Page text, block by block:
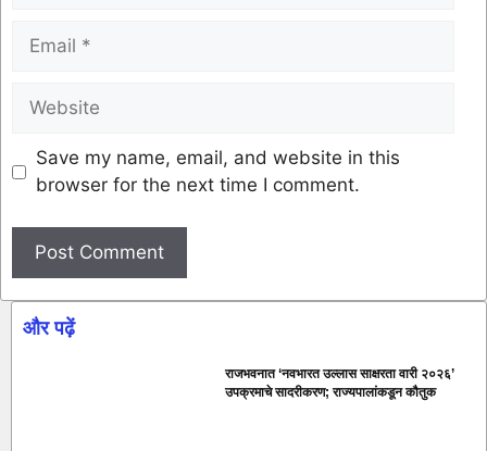
Save my name, email, and website in this
browser for the next time I comment.
और पढ़ें
राजभवनात ‘नवभारत उल्लास साक्षरता वारी २०२६’
उपक्रमाचे सादरीकरण; राज्यपालांकडून कौतुक